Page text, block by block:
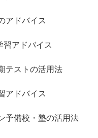
アドバイス
習アドバイス
テストの活用法
アドバイス
予備校・塾の活用法